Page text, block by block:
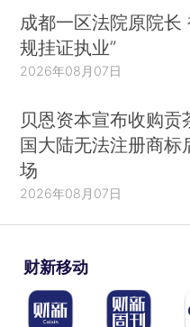
成都一区法院原院长
规挂证执业”
2026年08月07日
贝恩资本宣布收购贡
国大陆无法注册商标
场
2026年08月07日
财新移动